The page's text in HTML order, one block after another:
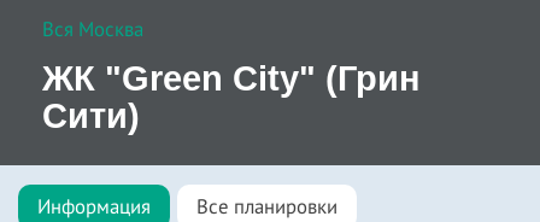
Вся Москва
ЖК "Green City" (Грин
Сити)
Информация Все планировки